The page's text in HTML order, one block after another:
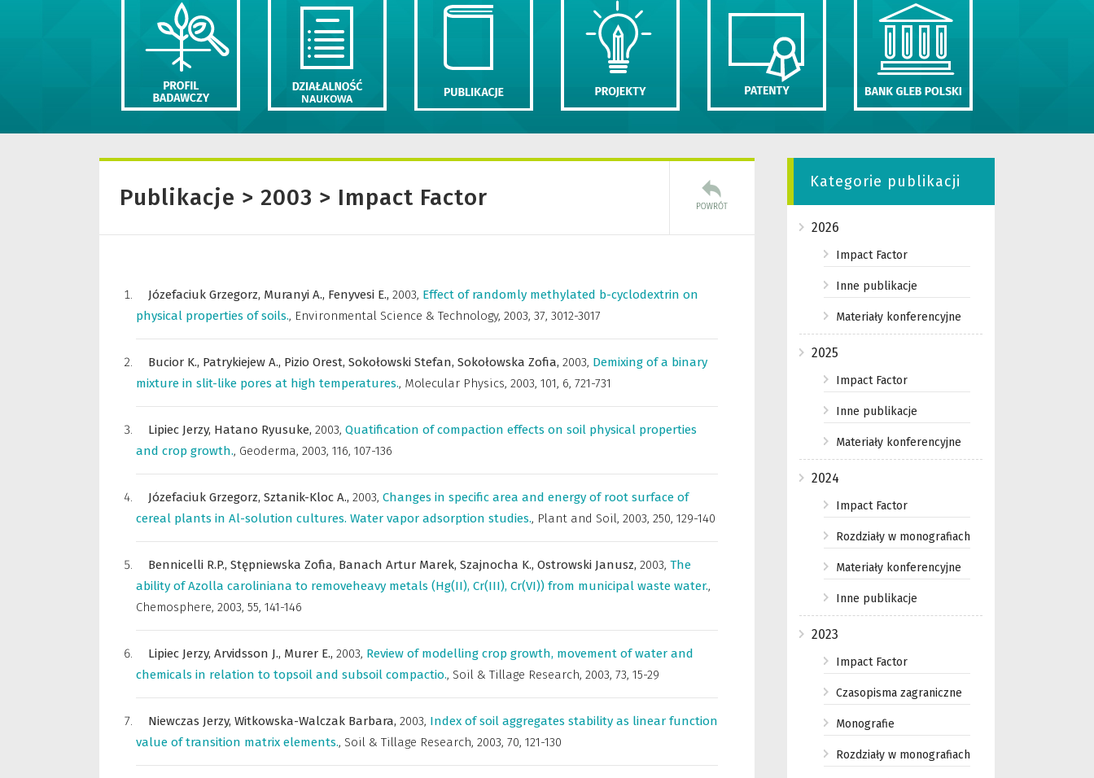
Publikacje > 2003 > Impact Factor
Józefaciuk Grzegorz, Muranyi A., Fenyvesi E., 2003, Effect of randomly methylated b-cyclodextrin on
physical properties of soils., Environmental Science & Technology, 2003, 37, 3012-3017
Bucior K., Patrykiejew A., Pizio Orest, Sokołowski Stefan, Sokołowska Zofia, 2003, Demixing of a binary
mixture in slit-like pores at high temperatures., Molecular Physics, 2003, 101, 6, 721-731
Lipiec Jerzy, Hatano Ryusuke, 2003, Quatification of compaction effects on soil physical properties
and crop growth., Geoderma, 2003, 116, 107-136
Józefaciuk Grzegorz, Sztanik-Kloc A., 2003, Changes in specific area and energy of root surface of
cereal plants in Al-solution cultures. Water vapor adsorption studies., Plant and Soil, 2003, 250, 129-140
Bennicelli R.P., Stępniewska Zofia, Banach Artur Marek, Szajnocha K., Ostrowski Janusz, 2003, The
ability of Azolla caroliniana to removeheavy metals (Hg(II), Cr(III), Cr(VI)) from municipal waste water.,
Chemosphere, 2003, 55, 141-146
Lipiec Jerzy, Arvidsson J., Murer E., 2003, Review of modelling crop growth, movement of water and
chemicals in relation to topsoil and subsoil compactio., Soil & Tillage Research, 2003, 73, 15-29
Niewczas Jerzy, Witkowska-Walczak Barbara, 2003, Index of soil aggregates stability as linear function
value of transition matrix elements., Soil & Tillage Research, 2003, 70, 121-130
Kategorie publikacji
2026
Impact Factor
Inne publikacje
Materiały konferencyjne
2025
Impact Factor
Inne publikacje
Materiały konferencyjne
2024
Impact Factor
Rozdziały w monografiach
Materiały konferencyjne
Inne publikacje
2023
Impact Factor
Czasopisma zagraniczne
Monografie
Rozdziały w monografiach